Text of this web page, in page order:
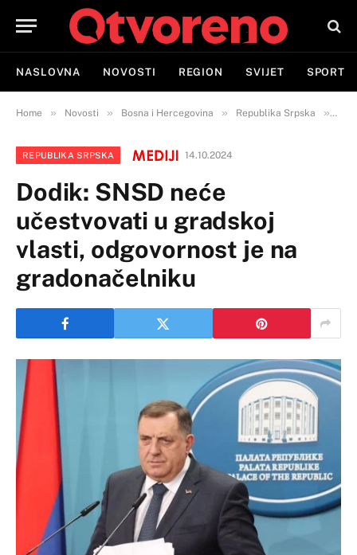
NASLOVNA NOVOSTI REGION SVIJET SPORT
Home » Novosti » Bosna i Hercegovina » Republika Srpska »
REPUBLIKA SRPSKA 14.10.2024
Dodik: SNSD neće
učestvovati u gradskoj
vlasti, odgovornost je na
gradonačelniku